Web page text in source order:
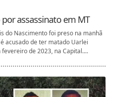
assassinato em MT
do Nascimento foi preso na manhã
acusado de ter matado Uarlei
de 2023, na Capital....